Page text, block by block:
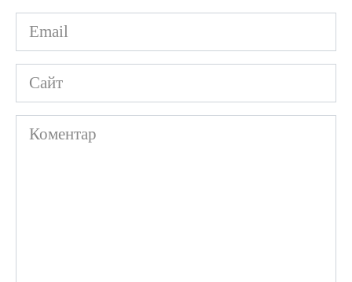
Email
*
Сайт
Коментар